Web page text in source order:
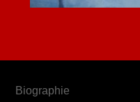
Biographie